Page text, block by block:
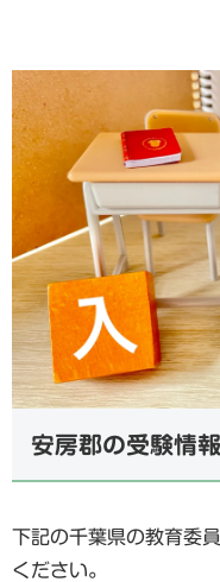
安房郡の受験情
下記の千葉県の教育委
ください。